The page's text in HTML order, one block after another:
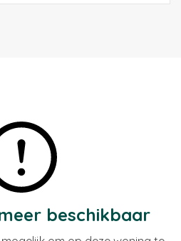
dormer window, with HR ++
Amsterdam. In short, a
family home in a super
a/d Amstel!
beschikbaar